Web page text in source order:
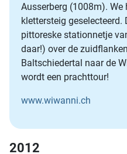
Ausserberg (1008m). We
klettersteig geselecteerd.
pittoreske stationnetje
daar!) over de
Baltschiedertal naar de
wordt een prachttour!
www.wiwanni.ch
2012